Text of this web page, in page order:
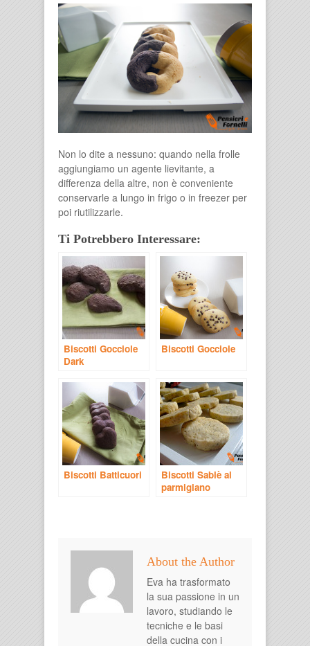
Non lo dite a nessuno: quando nella frolle
aggiungiamo un agente lievitante, a
differenza della altre, non è conveniente
conservarle a lungo in frigo o in freezer per
poi riutilizzarle.
Ti Potrebbero Interessare:
Biscotti Gocciole
Dark
Biscotti Gocciole
Biscotti Batticuori
Biscotti Sablè al
parmigiano
About the Author
Eva ha trasformato
la sua passione in un
lavoro, studiando le
tecniche e le basi
della cucina con i